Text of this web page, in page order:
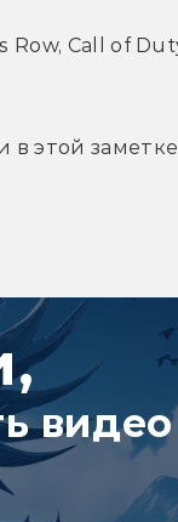
Call of
в этой
видео